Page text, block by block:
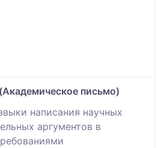
письмо)
написания научных
аргументов в